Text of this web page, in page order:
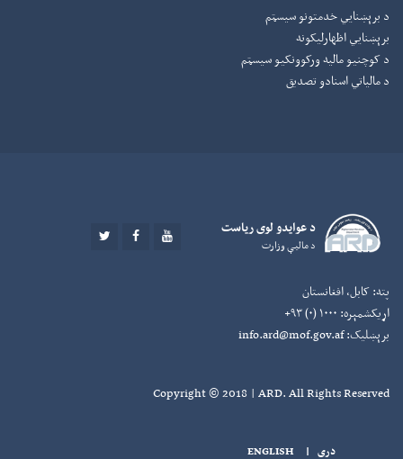
د برېښنايي خدمتونو سیسټم
برېښنايي اظهارلیکونه
د کوچنیو مالیه ورکوونکيو سیسټم
د مالیاتي اسنادو تصدیق
د عوايدو لوی رياست
د ماليې وزارت
YOUTUBE
FACEBOOK
TWITTER
پته:کابل، افغانستان
اړیکشمېره:
برېښلیک:info.ard@mof.gov.af
Copyright © 2018 | ARD. All Rights Reserved
دری |
ENGLISH